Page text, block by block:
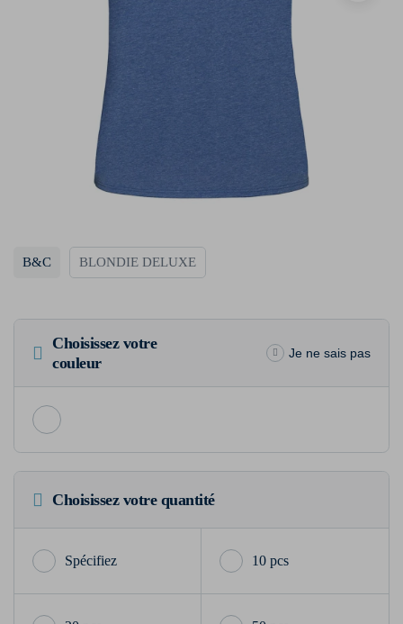
B&C BLONDIE DELUXE
Choisissez votre
couleur
Je ne sais pas
Choisissez votre quantité
10 pcs